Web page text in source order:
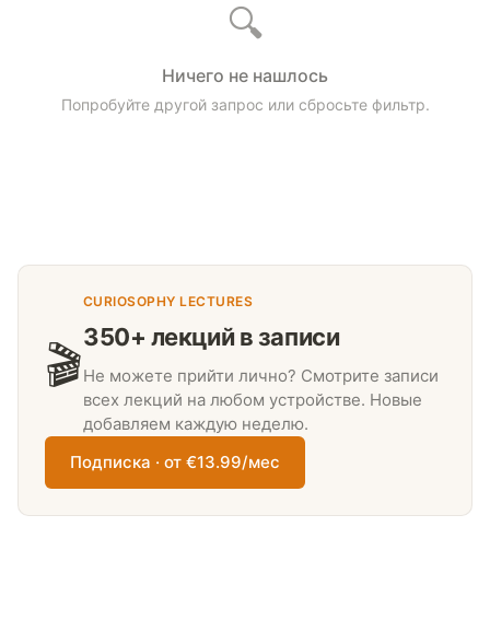
🔍
Ничего не нашлось
Попробуйте другой запрос или сбросьте фильтр.
🎬
CURIOSOPHY LECTURES
350+ лекций в записи
Не можете прийти лично? Смотрите записи
всех лекций на любом устройстве. Новые
добавляем каждую неделю.
Подписка · от €13.99/мес